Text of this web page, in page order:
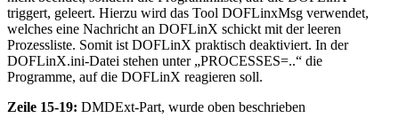
triggert, geleert. Hierzu wird das Tool DOFLinxMsg verwendet,
welches eine Nachricht an DOFLinX schickt mit der leeren
Prozessliste. Somit ist DOFLinX praktisch deaktiviert. In der
DOFLinX.ini-Datei stehen unter „PROCESSES=..“ die
Programme, auf die DOFLinX reagieren soll.
Zeile 15-19: DMDExt-Part, wurde oben beschrieben